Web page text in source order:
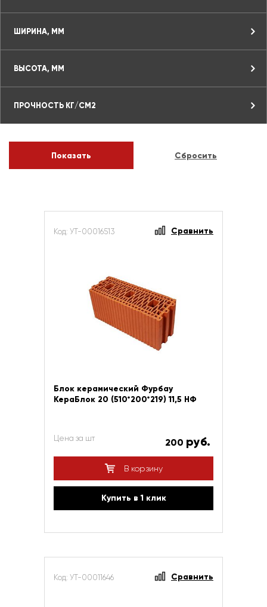
ШИРИНА, ММ
ВЫСОТА, ММ
ПРОЧНОСТЬ КГ/СМ2
Код: УТ-00016513 Сравнить
Блок керамический Фурбау
КераБлок 20 (510*200*219) 11,5 НФ
Цена за шт 200 руб.
В корзину
Купить в 1 клик
Код: УТ-00011646 Сравнить